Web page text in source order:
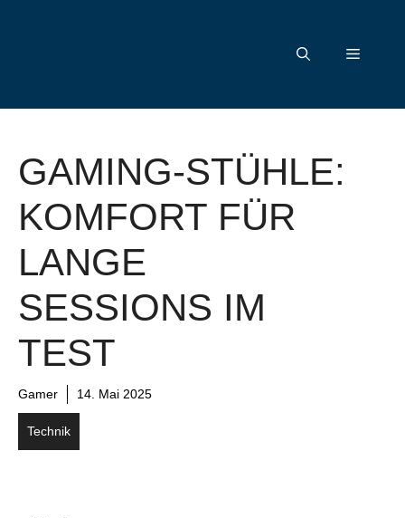
Menü
GAMING-STÜHLE:
KOMFORT FÜR
LANGE
SESSIONS IM
TEST
Gamer 14. Mai 2025
Technik